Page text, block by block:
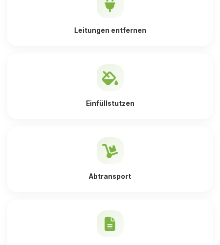
Leitungen entfernen
Einfüllstutzen
Abtransport